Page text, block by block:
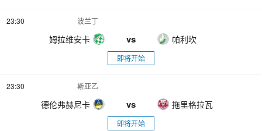
23:30 波兰丁
姆拉维安卡 vs 帕利坎
即将开始
23:30 斯亚乙
德伦弗赫尼卡 vs 拖里格拉瓦
即将开始